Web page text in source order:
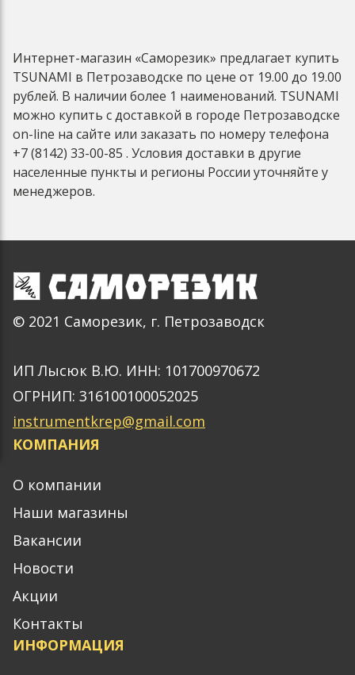
Интернет-магазин «Саморезик» предлагает купить
TSUNAMI в Петрозаводске по цене от 19.00 до 19.00
рублей. В наличии более 1 наименований. TSUNAMI
можно купить с доставкой в городе Петрозаводске
on-line на сайте или заказать по номеру телефона
+7 (8142) 33-00-85 . Условия доставки в другие
населенные пункты и регионы России уточняйте у
менеджеров.
© 2021 Саморезик, г. Петрозаводск
ИП Лысюк В.Ю. ИНН: 101700970672
ОГРНИП: 316100100052025
instrumentkrep@gmail.com
КОМПАНИЯ
О компании
Наши магазины
Вакансии
Новости
Акции
Контакты
ИНФОРМАЦИЯ